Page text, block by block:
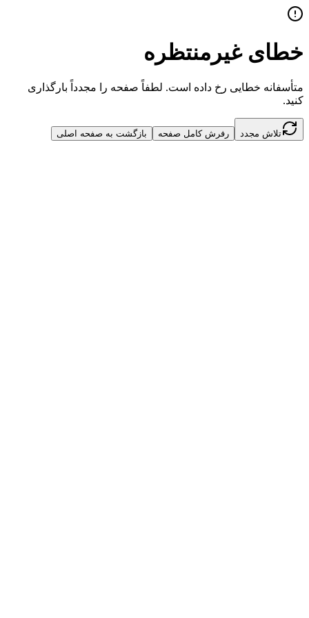
خطای غیرمنتظره
متأسفانه خطایی رخ داده است. لطفاً صفحه را مجدداً بارگذاری
کنید.
تلاش مجدد رفرش کامل صفحه بازگشت به صفحه اصلی